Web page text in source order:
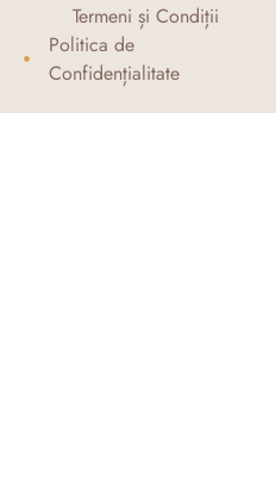
Termeni și Condiții
Politica de
Confidențialitate